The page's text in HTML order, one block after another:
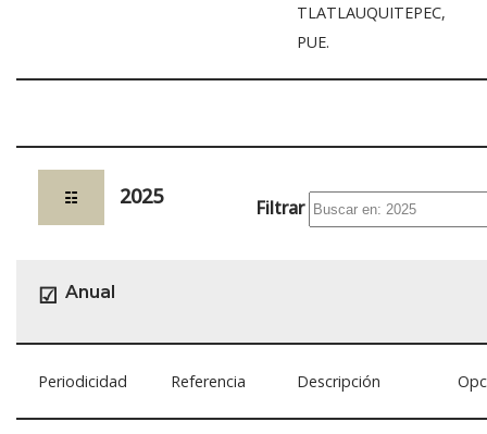
TLATLAUQUITEPEC,
PUE.
☷ 2025 Filtrar
☑ Anual
Periodicidad Referencia Descripción